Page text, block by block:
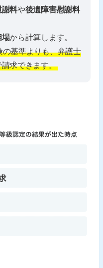
謝料や後遺障害慰謝料
場から計算します。
の基準よりも、弁護士
求できます。